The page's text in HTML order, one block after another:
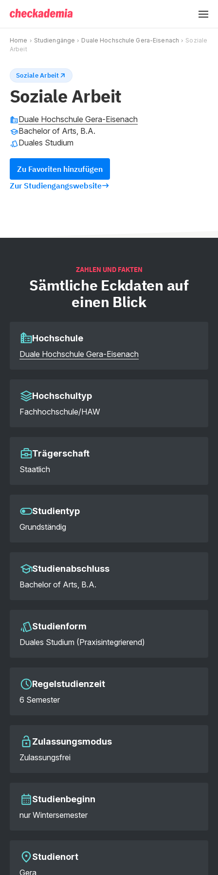
Home Studiengänge Duale Hochschule Gera-Eisenach
Soziale
Arbeit
Soziale Arbeit
Soziale Arbeit
Duale Hochschule Gera-Eisenach
Bachelor of Arts, B.A.
Duales Studium
Zu Favoriten hinzufügen
Zur Studiengangswebsite
ZAHLEN UND FAKTEN
Sämtliche Eckdaten auf
einen Blick
Hochschule
Duale Hochschule Gera-Eisenach
Hochschultyp
Fachhochschule/HAW
Trägerschaft
Staatlich
Studientyp
Grundständig
Studienabschluss
Bachelor of Arts, B.A.
Studienform
Duales Studium (Praxisintegrierend)
Regelstudienzeit
6 Semester
Zulassungsmodus
Zulassungsfrei
Studienbeginn
nur Wintersemester
Studienort
Gera